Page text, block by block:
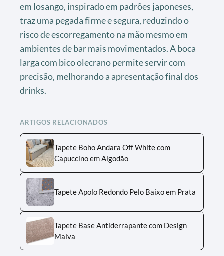
em losango, inspirado em padrões japoneses,
traz uma pegada firme e segura, reduzindo o
risco de escorregamento na mão mesmo em
ambientes de bar mais movimentados. A boca
larga com bico olecrano permite servir com
precisão, melhorando a apresentação final dos
drinks.
ARTIGOS RELACIONADOS
Tapete Boho Andara Off White com
Capuccino em Algodão
Tapete Apolo Redondo Pelo Baixo em Prata
Tapete Base Antiderrapante com Design
Malva